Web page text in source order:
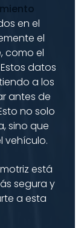
en el
el
como el
datos
a los
antes de
no solo
sino que
vehículo.
está
segura y
a esta